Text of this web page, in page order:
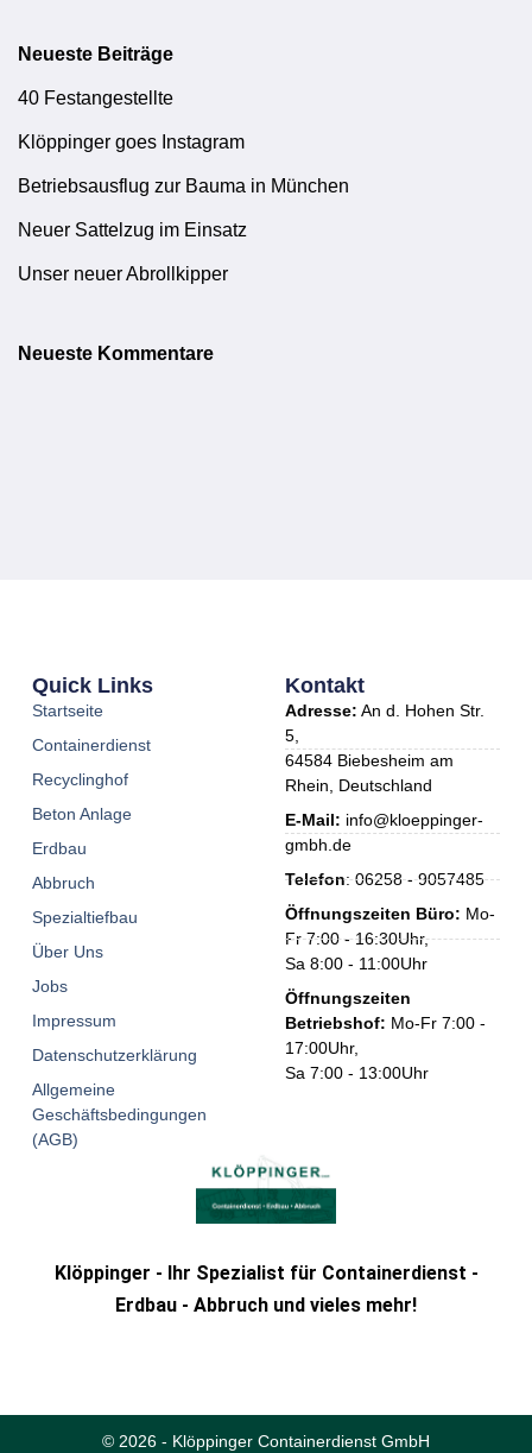
Neueste Beiträge
40 Festangestellte
Klöppinger goes Instagram
Betriebsausflug zur Bauma in München
Neuer Sattelzug im Einsatz
Unser neuer Abrollkipper
Neueste Kommentare
Klöppinger - Ihr Spezialist für Containerdienst -
Erdbau - Abbruch und vieles mehr!
Quick Links
Startseite
Containerdienst
Recyclinghof
Beton Anlage
Erdbau
Abbruch
Spezialtiefbau
Über Uns
Jobs
Impressum
Datenschutzerklärung
Allgemeine
Geschäftsbedingungen
(AGB)
Kontakt
Adresse: An d. Hohen Str.
5,
64584 Biebesheim am
Rhein, Deutschland
E-Mail: info@kloeppinger-
gmbh.de
Telefon: 06258 - 9057485
Öffnungszeiten Büro: Mo-
Fr 7:00 - 16:30Uhr,
Sa 8:00 - 11:00Uhr
Öffnungszeiten
Betriebshof: Mo-Fr 7:00 -
17:00Uhr,
Sa 7:00 - 13:00Uhr
© 2026 - Klöppinger Containerdienst GmbH